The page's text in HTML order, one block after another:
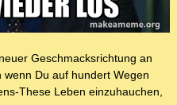
Geschmacksrichtung an
Du auf hundert Wegen
These Leben einzuhauchen,